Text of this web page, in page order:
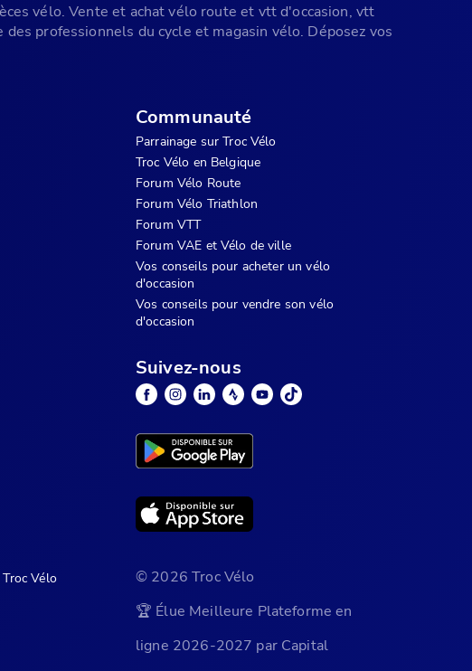
vélo. Vente et achat vélo route et vtt d'occasion, vtt
professionnels du cycle et magasin vélo. Déposez vos
Vélo
Communauté
Parrainage sur Troc Vélo
Troc Vélo en Belgique
Forum Vélo Route
Forum Vélo Triathlon
Forum VTT
Forum VAE et Vélo de ville
Vos conseils pour acheter un vélo
d'occasion
Vos conseils pour vendre son vélo
d'occasion
Suivez-nous
© 2026 Troc Vélo
🏆 Élue Meilleure Plateforme en
ligne 2026-2027 par Capital